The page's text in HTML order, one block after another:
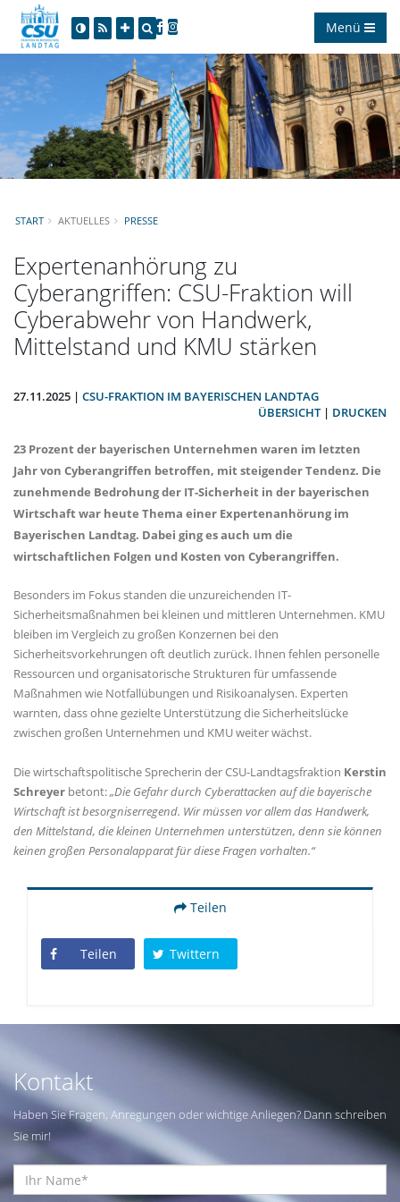
Menü
START AKTUELLES PRESSE
Expertenanhörung zu
Cyberangriffen: CSU-Fraktion will
Cyberabwehr von Handwerk,
Mittelstand und KMU stärken
27.11.2025 | CSU-FRAKTION IM BAYERISCHEN LANDTAG
ÜBERSICHT| DRUCKEN
23 Prozent der bayerischen Unternehmen waren im letzten
Jahr von Cyberangriffen betroffen, mit steigender Tendenz. Die
zunehmende Bedrohung der IT-Sicherheit in der bayerischen
Wirtschaft war heute Thema einer Expertenanhörung im
Bayerischen Landtag. Dabei ging es auch um die
wirtschaftlichen Folgen und Kosten von Cyberangriffen.
Besonders im Fokus standen die unzureichenden IT-
Sicherheitsmaßnahmen bei kleinen und mittleren Unternehmen. KMU
bleiben im Vergleich zu großen Konzernen bei den
Sicherheitsvorkehrungen oft deutlich zurück. Ihnen fehlen personelle
Ressourcen und organisatorische Strukturen für umfassende
Maßnahmen wie Notfallübungen und Risikoanalysen. Experten
warnten, dass ohne gezielte Unterstützung die Sicherheitslücke
zwischen großen Unternehmen und KMU weiter wächst.
Die wirtschaftspolitische Sprecherin der CSU-Landtagsfraktion Kerstin
Schreyer betont:Die Gefahr durch Cyberattacken auf die bayerische
Wirtschaft ist besorgniserregend. Wir müssen vor allem das Handwerk,
den Mittelstand, die kleinen Unternehmen unterstützen, denn sie können
keinen großen Personalapparat für diese Fragen vorhalten.“
Teilen
Teilen Twittern
Kontakt
Haben Sie Fragen, Anregungen oder wichtige Anliegen? Dann schreiben
Sie mir!